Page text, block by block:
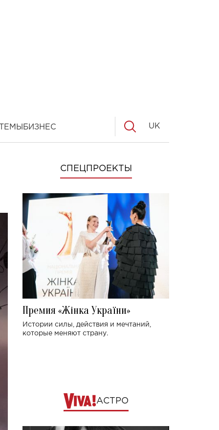
БИЗНЕС UK
СПЕЦПРОЕКТЫ
Премия «Жінка України»
Истории силы, действия и мечтаний,
которые меняют страну.
АСТРО